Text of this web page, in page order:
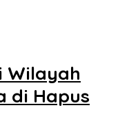
Wilayah
di Hapus